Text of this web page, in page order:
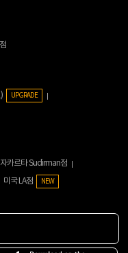
UPGRADE
카르타 Sudirman점
미국 LA점 NEW